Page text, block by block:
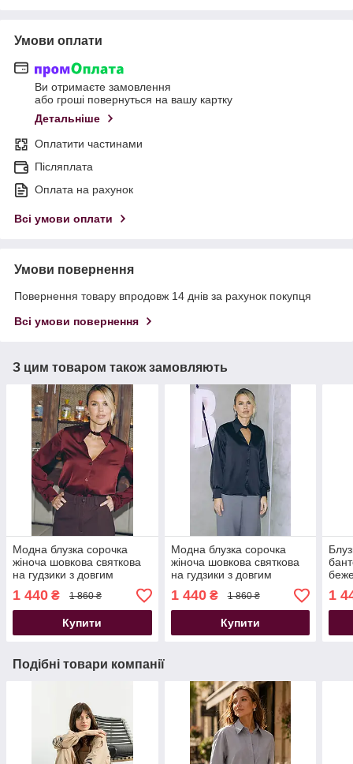
Умови оплати
Ви отримаєте замовлення
або гроші повернуться на вашу картку
Детальніше
Оплатити частинами
Післяплата
Оплата на рахунок
Всі умови оплати
Умови повернення
Повернення товару впродовж 14 днів за рахунок покупця
Всі умови повернення
З цим товаром також замовляють
Модна блузка сорочка
жіноча шовкова святкова
на гудзики з довгим
1 440 ₴ 1 860 ₴
Купити
Модна блузка сорочка
жіноча шовкова святкова
на гудзики з довгим
1 440₴ 1 860 ₴
Купити
1
Подібні товари компанії